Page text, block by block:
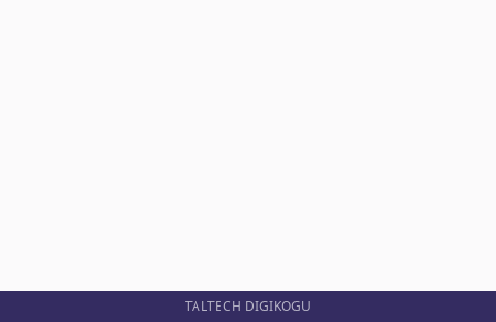
TALTECH DIGIKOGU